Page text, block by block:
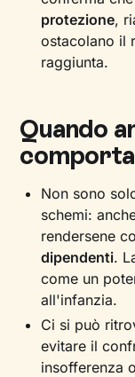
protezione,
ostacolano il
raggiunta.
Quando
Non sono
schemi:
rendersene
dipendenti.
come un
all'infanzia.
Ci si può
evitare il
insofferenza